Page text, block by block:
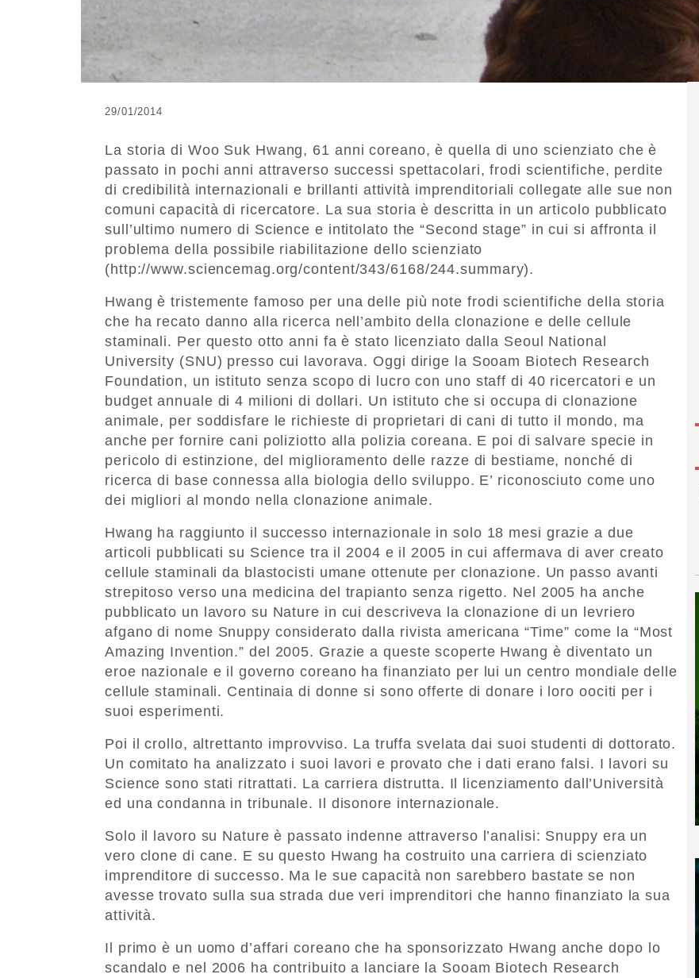
29/01/2014
La storia di Woo Suk Hwang, 61 anni coreano, è quella di uno scienziato che è
passato in pochi anni attraverso successi spettacolari, frodi scientifiche, perdite
di credibilità internazionali e brillanti attività imprenditoriali collegate alle sue non
comuni capacità di ricercatore. La sua storia è descritta in un articolo pubblicato
sull’ultimo numero di Science e intitolato the “Second stage” in cui si affronta il
problema della possibile riabilitazione dello scienziato
(http://www.sciencemag.org/content/343/6168/244.summary).
Hwang è tristemente famoso per una delle più note frodi scientifiche della storia
che ha recato danno alla ricerca nell’ambito della clonazione e delle cellule
staminali. Per questo otto anni fa è stato licenziato dalla Seoul National
University (SNU) presso cui lavorava. Oggi dirige la Sooam Biotech Research
Foundation, un istituto senza scopo di lucro con uno staff di 40 ricercatori e un
budget annuale di 4 milioni di dollari. Un istituto che si occupa di clonazione
animale, per soddisfare le richieste di proprietari di cani di tutto il mondo, ma
anche per fornire cani poliziotto alla polizia coreana. E poi di salvare specie in
pericolo di estinzione, del miglioramento delle razze di bestiame, nonché di
ricerca di base connessa alla biologia dello sviluppo. E’ riconosciuto come uno
dei migliori al mondo nella clonazione animale.
Hwang ha raggiunto il successo internazionale in solo 18 mesi grazie a due
articoli pubblicati su Science tra il 2004 e il 2005 in cui affermava di aver creato
cellule staminali da blastocisti umane ottenute per clonazione. Un passo avanti
strepitoso verso una medicina del trapianto senza rigetto. Nel 2005 ha anche
pubblicato un lavoro su Nature in cui descriveva la clonazione di un levriero
afgano di nome Snuppy considerato dalla rivista americana “Time” come la “Most
Amazing Invention.” del 2005. Grazie a queste scoperte Hwang è diventato un
eroe nazionale e il governo coreano ha finanziato per lui un centro mondiale delle
cellule staminali. Centinaia di donne si sono offerte di donare i loro oociti per i
suoi esperimenti.
Poi il crollo, altrettanto improvviso. La truffa svelata dai suoi studenti di dottorato.
Un comitato ha analizzato i suoi lavori e provato che i dati erano falsi. I lavori su
Science sono stati ritrattati. La carriera distrutta. Il licenziamento dall’Università
ed una condanna in tribunale. Il disonore internazionale.
Solo il lavoro su Nature è passato indenne attraverso l’analisi: Snuppy era un
vero clone di cane. E su questo Hwang ha costruito una carriera di scienziato
imprenditore di successo. Ma le sue capacità non sarebbero bastate se non
avesse trovato sulla sua strada due veri imprenditori che hanno finanziato la sua
attività.
Il primo è un uomo d’affari coreano che ha sponsorizzato Hwang anche dopo lo
scandalo e nel 2006 ha contribuito a lanciare la Sooam Biotech Research